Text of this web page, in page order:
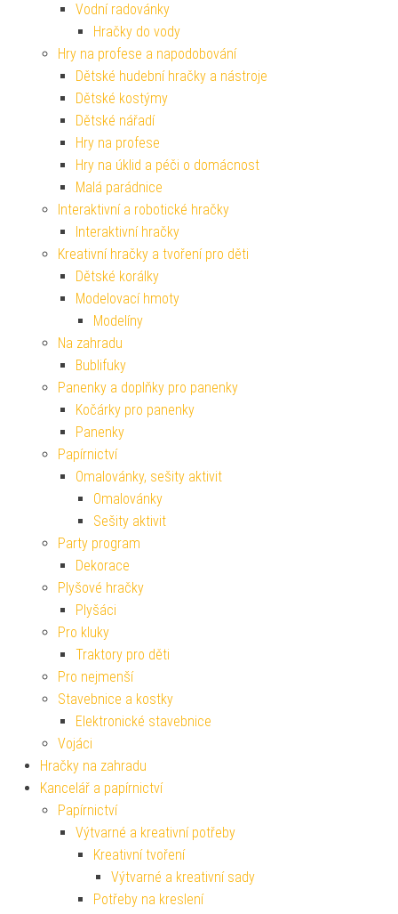
Vodní radovánky
Hračky do vody
Hry na profese a napodobování
Dětské hudební hračky a nástroje
Dětské kostýmy
Dětské nářadí
Hry na profese
Hry na úklid a péči o domácnost
Malá parádnice
Interaktivní a robotické hračky
Interaktivní hračky
Kreativní hračky a tvoření pro děti
Dětské korálky
Modelovací hmoty
Modelíny
Na zahradu
Bublifuky
Panenky a doplňky pro panenky
Kočárky pro panenky
Panenky
Papírnictví
Omalovánky, sešity aktivit
Omalovánky
Sešity aktivit
Party program
Dekorace
Plyšové hračky
Plyšáci
Pro kluky
Traktory pro děti
Pro nejmenší
Stavebnice a kostky
Elektronické stavebnice
Vojáci
Hračky na zahradu
Kancelář a papírnictví
Papírnictví
Výtvarné a kreativní potřeby
Kreativní tvoření
Výtvarné a kreativní sady
Potřeby na kreslení